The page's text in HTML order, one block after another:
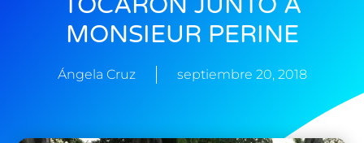
MONSIEUR PERINE
Ángela Cruz septiembre 20, 2018